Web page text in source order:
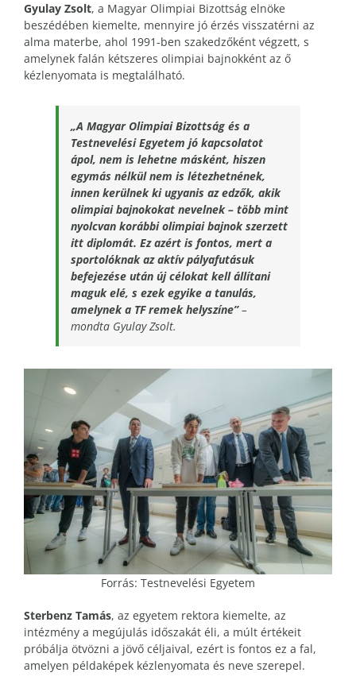
Gyulay Zsolt, a Magyar Olimpiai Bizottság elnöke
beszédében kiemelte, mennyire jó érzés visszatérni az
alma materbe, ahol 1991-ben szakedzőként végzett, s
amelynek falán kétszeres olimpiai bajnokként az ő
kézlenyomata is megtalálható.
„A Magyar Olimpiai Bizottság és a
Testnevelési Egyetem jó kapcsolatot
ápol, nem is lehetne másként, hiszen
egymás nélkül nem is létezhetnének,
innen kerülnek ki ugyanis az edzők, akik
olimpiai bajnokokat nevelnek – több mint
nyolcvan korábbi olimpiai bajnok szerzett
itt diplomát. Ez azért is fontos, mert a
sportolóknak az aktív pályafutásuk
befejezése után új célokat kell állítani
maguk elé, s ezek egyike a tanulás,
amelynek a TF remek helyszíne”–
mondta Gyulay Zsolt.
Forrás: Testnevelési Egyetem
Sterbenz Tamás, az egyetem rektora kiemelte, az
intézmény a megújulás időszakát éli, a múlt értékeit
próbálja ötvözni a jövő céljaival, ezért is fontos ez a fal,
amelyen példaképek kézlenyomata és neve szerepel.